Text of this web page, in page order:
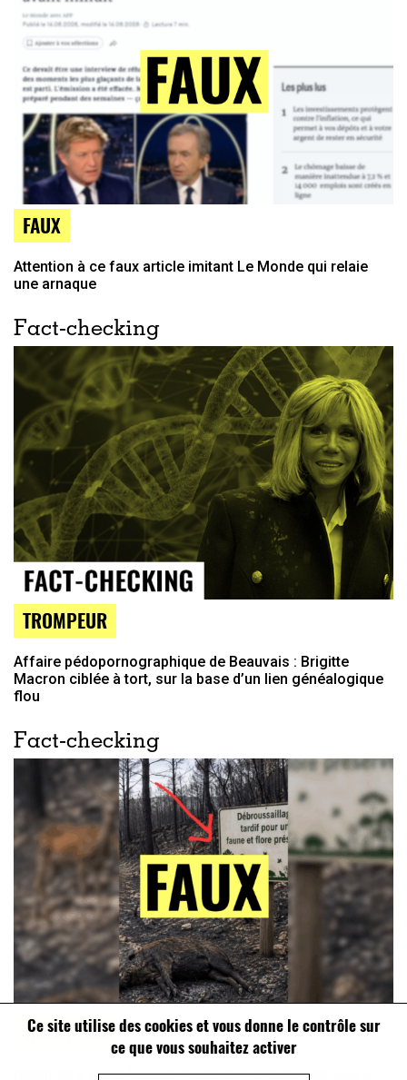
Ce site utilise des cookies et vous donne le contrôle sur
ce que vous souhaitez activer
FAUX
Attention à ce faux article imitant Le Monde qui relaie
une arnaque
Fact-checking
TROMPEUR
Affaire pédopornographique de Beauvais : Brigitte
Macron ciblée à tort, sur la base d’un lien généalogique
flou
Fact-checking
TROMPEUR
Attention à cette fausse image alimentant l’idée que le